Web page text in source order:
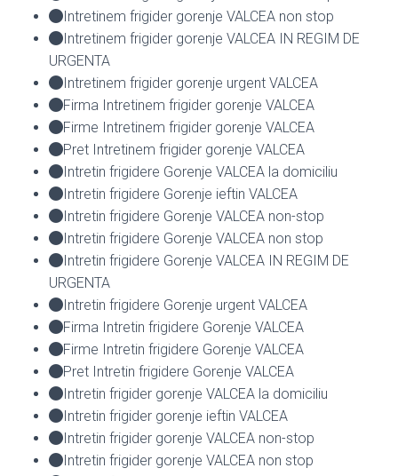
Intretinem frigider gorenje VALCEA non stop
Intretinem frigider gorenje VALCEA IN REGIM DE
URGENTA
Intretinem frigider gorenje urgent VALCEA
Firma Intretinem frigider gorenje VALCEA
Firme Intretinem frigider gorenje VALCEA
Pret Intretinem frigider gorenje VALCEA
Intretin frigidere Gorenje VALCEA la domiciliu
Intretin frigidere Gorenje ieftin VALCEA
Intretin frigidere Gorenje VALCEA non-stop
Intretin frigidere Gorenje VALCEA non stop
Intretin frigidere Gorenje VALCEA IN REGIM DE
URGENTA
Intretin frigidere Gorenje urgent VALCEA
Firma Intretin frigidere Gorenje VALCEA
Firme Intretin frigidere Gorenje VALCEA
Pret Intretin frigidere Gorenje VALCEA
Intretin frigider gorenje VALCEA la domiciliu
Intretin frigider gorenje ieftin VALCEA
Intretin frigider gorenje VALCEA non-stop
Intretin frigider gorenje VALCEA non stop